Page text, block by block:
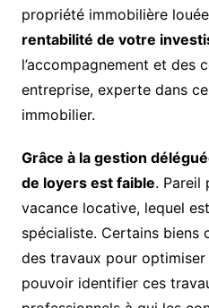
propriété immobilière
rentabilité de votre
l’accompagnement et des
entreprise, experte dans
immobilier.
Grâce à la gestion
de loyers est faible. Pareil
vacance locative, lequel
spécialiste. Certains biens
des travaux pour
pouvoir identifier ces